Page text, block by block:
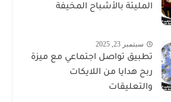
المليئة بالأشباح المخيفة
سبتمبر 23, 2025
تطبيق تواصل اجتماعي مع ميزة
ربح هدايا من اللايكات
والتعليقات